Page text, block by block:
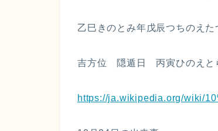
乙巳きのとみ年戊辰つちのえ
吉方位 隠遁日 丙寅ひのえと
https://ja.wikipedia.org/wiki/